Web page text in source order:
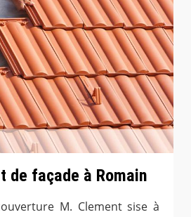
de façade à Romain
M. Clement sise à